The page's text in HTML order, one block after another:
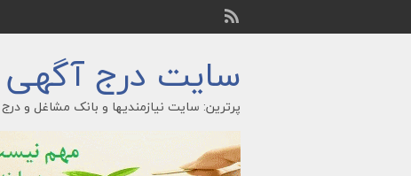
سایت درج آگهی
پرترین: سایت نیازمندیها و بانک مشاغل و